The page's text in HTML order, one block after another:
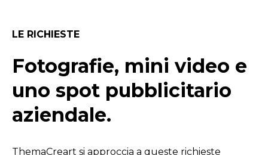
LE RICHIESTE
Fotografie, mini video e
uno spot pubblicitario
aziendale.
ThemaCreart si approccia a queste richieste